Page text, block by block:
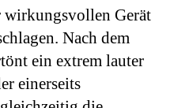
wirkungsvollen Gerät
Nach dem
ein extrem lauter
einerseits